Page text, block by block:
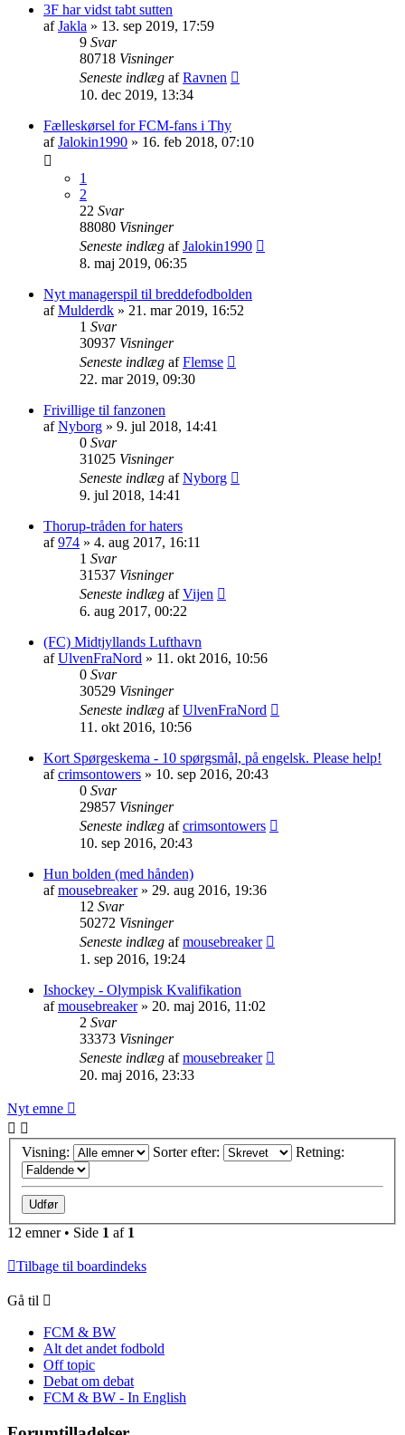
3F har vidst tabt sutten
afJakla » 13. sep 2019, 17:59
9 Svar
80718 Visninger
Seneste indlæg afRavnen
10. dec 2019, 13:34
Fælleskørsel for FCM-fans i Thy
afJalokin1990 » 16. feb 2018, 07:10
1
2
22 Svar
88080 Visninger
Seneste indlæg afJalokin1990
8. maj 2019, 06:35
Nyt managerspil til breddefodbolden
afMulderdk » 21. mar 2019, 16:52
1 Svar
30937 Visninger
Seneste indlæg afFlemse
22. mar 2019, 09:30
Frivillige til fanzonen
afNyborg » 9. jul 2018, 14:41
0 Svar
31025 Visninger
Seneste indlæg afNyborg
9. jul 2018, 14:41
Thorup-tråden for haters
af974 » 4. aug 2017, 16:11
1 Svar
31537 Visninger
Seneste indlæg afVijen
6. aug 2017, 00:22
(FC) Midtjyllands Lufthavn
afUlvenFraNord » 11. okt 2016, 10:56
0 Svar
30529 Visninger
Seneste indlæg afUlvenFraNord
11. okt 2016, 10:56
Kort Spørgeskema - 10 spørgsmål, på engelsk. Please help!
afcrimsontowers » 10. sep 2016, 20:43
0 Svar
29857 Visninger
Seneste indlæg afcrimsontowers
10. sep 2016, 20:43
Hun bolden (med hånden)
afmousebreaker» 29. aug 2016, 19:36
12 Svar
50272 Visninger
Seneste indlæg afmousebreaker
1. sep 2016, 19:24
Ishockey - Olympisk Kvalifikation
afmousebreaker» 20. maj 2016, 11:02
2 Svar
33373 Visninger
Seneste indlæg afmousebreaker
20. maj 2016, 23:33
Nyt emne
Visning: Sorter efter: Retning:
12 emner • Side 1 af 1
Tilbage til boardindeks
Gå til
FCM & BW
Alt det andet fodbold
Off topic
Debat om debat
FCM & BW - In English